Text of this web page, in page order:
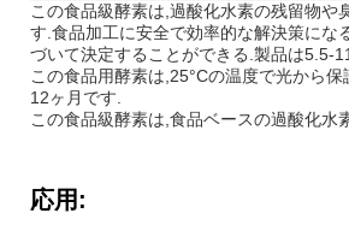
この食品級酵素は,過酸化水素の残留物
す.食品加工に安全で効率的な解決策にな
づいて決定することができる.製品は5.5-
この食品用酵素は,25°Cの温度で光から
12ヶ月です.
この食品級酵素は,食品ベースの過酸化水
応用: